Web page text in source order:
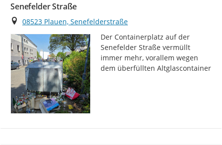
Senefelder Straße
Ort
08523 Plauen, Senefelderstraße
Der Containerplatz auf der
Senefelder Straße vermüllt
immer mehr, vorallem wegen
dem überfüllten Altglascontainer